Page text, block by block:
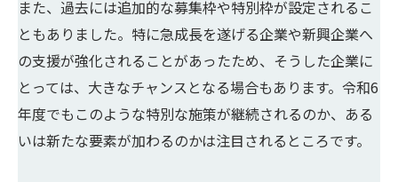
また、過去には追加的な募集枠や特別枠が設定されるこ
ともありました。特に急成長を遂げる企業や新興企業へ
の支援が強化されることがあったため、そうした企業に
とっては、大きなチャンスとなる場合もあります。令和6
年度でもこのような特別な施策が継続されるのか、ある
いは新たな要素が加わるのかは注目されるところです。